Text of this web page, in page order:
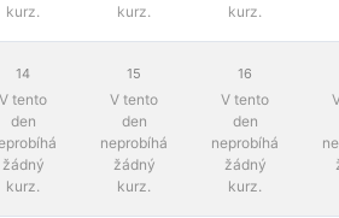
kurz.
kurz.
kurz.
14
V tento
den
žádný
kurz.
15
V tento
den
neprobíhá
žádný
kurz.
16
V tento
den
neprobíhá
žádný
kurz.